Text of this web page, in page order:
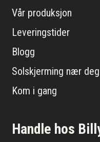
Vår produksjon
Leveringstider
Blogg
Solskjerming nær deg
Kom i gang
Handle hos